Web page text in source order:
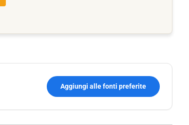
Aggiungi alle fonti preferite